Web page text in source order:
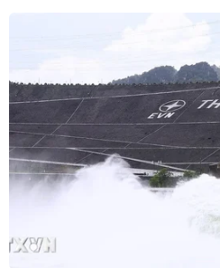
CƠ QUAN CHỦ QUẢN: THÔNG TẤN XÃ
Tổng Biên tập: TRẦN TIẾN
Phó Tổng Biên tập: NGUYỄN
THỦY
Sở hữu trí tuệ